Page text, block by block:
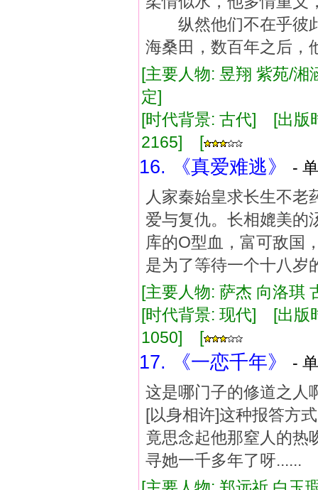
纵然他们不在乎彼
海桑田，数百年之后
[主要人物: 昱翔 紫苑/
定]
[时代背景: 古代] [出
2165] [
16. 《真爱难逃》
-
人家秦始皇求长生不
爱与复仇。长相媲美
库的O型血，富可敌国
是为了等待一个十八岁
[主要人物: 萨杰 向洛
[时代背景: 现代] [出
1050] [
17. 《一恋千年》
-
这是哪门子的修道之人
[以身相许]这种报答方
竟思念起他那窒人的热
寻她一千多年了呀......